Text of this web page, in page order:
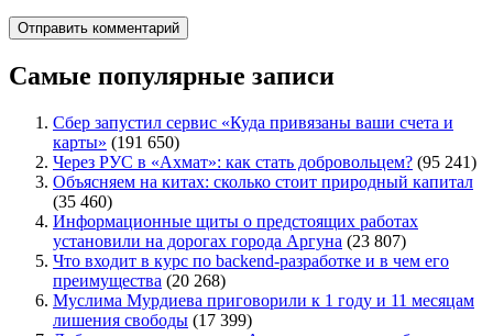
Самые популярные записи
Сбер запустил сервис «Куда привязаны ваши счета и
карты» (191 650)
Через РУС в «Ахмат»: как стать добровольцем? (95 241)
Объясняем на китах: сколько стоит природный капитал
(35 460)
Информационные щиты о предстоящих работах
установили на дорогах города Аргуна (23 807)
Что входит в курс по backend-разработке и в чем его
преимущества (20 268)
Муслима Мурдиева приговорили к 1 году и 11 месяцам
лишения свободы (17 399)